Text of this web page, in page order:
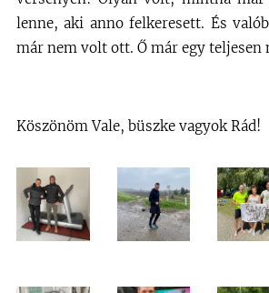
lenne, aki anno felkeresett. És
már nem volt ott. Ő már egy teljesen
Köszönöm Vale, büszke vagyok Rád!